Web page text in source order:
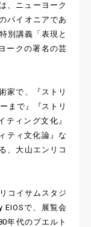
、ニューヨーク
パイオニアであ
別講義「表現と
ークの署名の芸
家で、『ストリ
まで』『ストリ
ィング文化』
ティ文化論』な
、大山エンリコ
コイサムスタジ
EIOSで、展覧会
年代のプエルト